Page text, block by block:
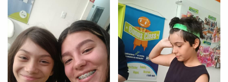
Você é aluno inFlux?
Sim Não